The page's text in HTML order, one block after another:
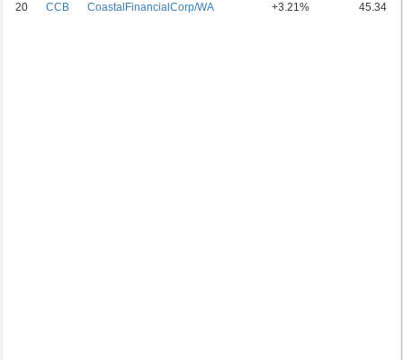
20 CCB CoastalFinancialCorp/WA +3.21% 45.34